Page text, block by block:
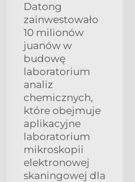
Datong
zainwestowało
10 milionów
juanów w
budowę
laboratorium
analiz
chemicznych,
które obejmuje
aplikacyjne
laboratorium
mikroskopii
elektronowej
skaningowej dla